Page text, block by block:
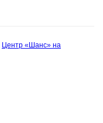
Центр «Шанс» на